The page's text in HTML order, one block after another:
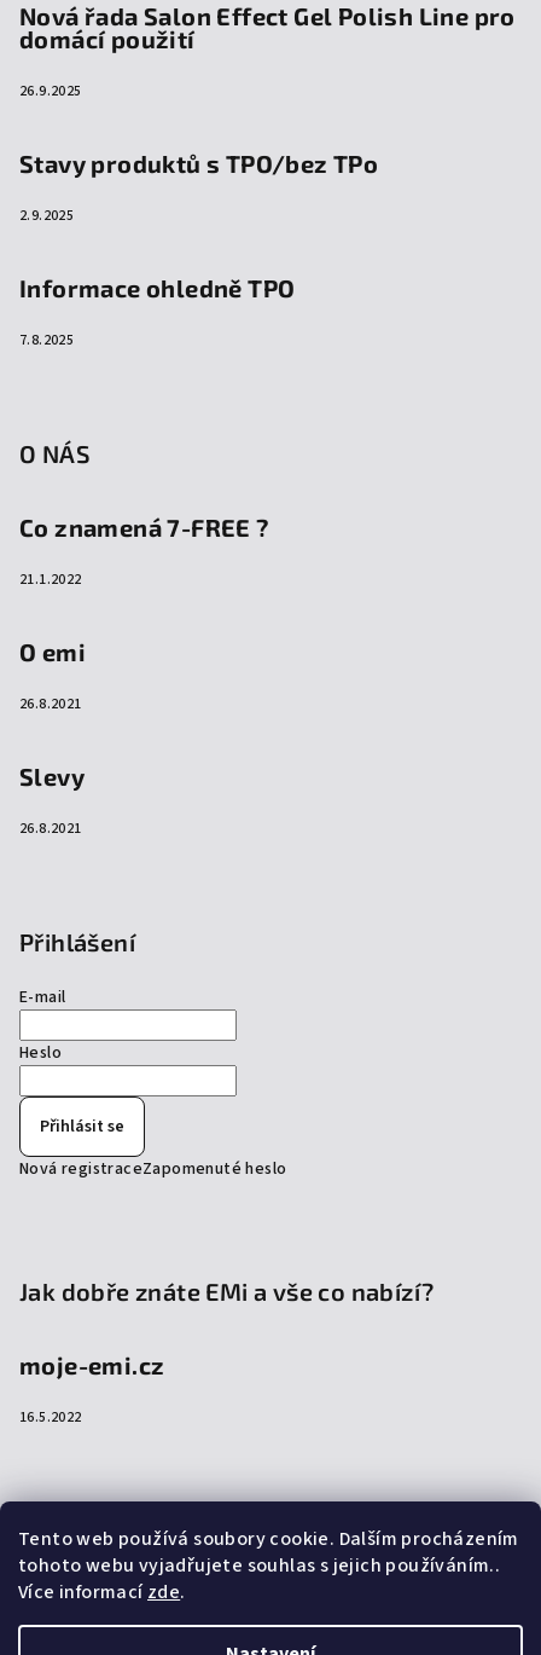
Tento web používá soubory cookie. Dalším procházením
tohoto webu vyjadřujete souhlas s jejich používáním..
Více informacízde.
Nová řada Salon Effect Gel Polish Line pro
domácí použití
26.9.2025
Stavy produktů s TPO/bez TPo
2.9.2025
Informace ohledně TPO
7.8.2025
O NÁS
Co znamená 7-FREE ?
21.1.2022
O emi
26.8.2021
Slevy
26.8.2021
Přihlášení
E-mail
Heslo
Přihlásit se
Nová registraceZapomenuté heslo
Jak dobře znáte EMi a vše co nabízí?
moje-emi.cz
16.5.2022
Přijímáme online platby